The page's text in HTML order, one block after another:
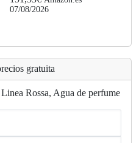
07/08/2026
gratuita
Rossa, Agua de perfume